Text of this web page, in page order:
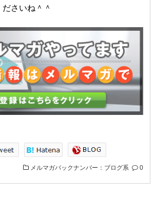
さいね＾＾
メルマガバックナンバー：ブログ系 0